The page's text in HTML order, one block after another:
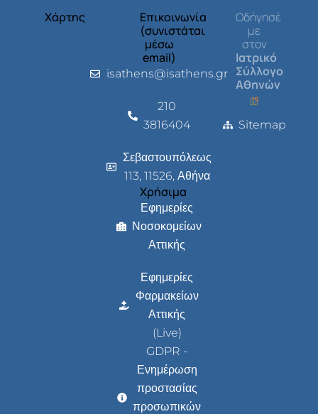
Χάρτης
Επικοινωνία
(συνιστάται
μέσω
email)
isathens@isathens.gr
210
3816404
Σεβαστουπόλεως
113, 11526, Αθήνα
Χρήσιμα
Εφημερίες
Νοσοκομείων
Αττικής
Εφημερίες
Φαρμακείων
Αττικής
(Live)
GDPR -
Ενημέρωση
προστασίας
προσωπικών
Οδήγησέ
με
στον
Ιατρικό
Σύλλογο
Αθηνών
Sitemap